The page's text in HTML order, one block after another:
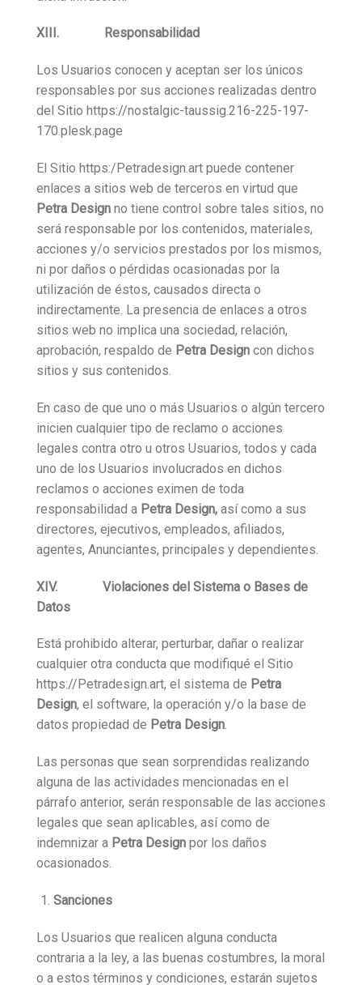
XIII. Responsabilidad
Los Usuarios conocen y aceptan ser los únicos
responsables por sus acciones realizadas dentro
del Sitio https://nostalgic-taussig.216-225-197-
170.plesk.page
El Sitio https:/Petradesign.art puede contener
enlaces a sitios web de terceros en virtud que
Petra Design no tiene control sobre tales sitios, no
será responsable por los contenidos, materiales,
acciones y/o servicios prestados por los mismos,
ni por daños o pérdidas ocasionadas por la
utilización de éstos, causados directa o
indirectamente. La presencia de enlaces a otros
sitios web no implica una sociedad, relación,
aprobación, respaldo de Petra Design con dichos
sitios y sus contenidos.
En caso de que uno o más Usuarios o algún tercero
inicien cualquier tipo de reclamo o acciones
legales contra otro u otros Usuarios, todos y cada
uno de los Usuarios involucrados en dichos
reclamos o acciones eximen de toda
responsabilidad a Petra Design, así como a sus
directores, ejecutivos, empleados, afiliados,
agentes, Anunciantes, principales y dependientes.
XIV. Violaciones del Sistema o Bases de
Datos
Está prohibido alterar, perturbar, dañar o realizar
cualquier otra conducta que modifiqué el Sitio
https://Petradesign.art, el sistema de Petra
Design, el software, la operación y/o la base de
datos propiedad de Petra Design.
Las personas que sean sorprendidas realizando
alguna de las actividades mencionadas en el
párrafo anterior, serán responsable de las acciones
legales que sean aplicables, así como de
indemnizar a Petra Design por los daños
ocasionados.
Sanciones
Los Usuarios que realicen alguna conducta
contraria a la ley, a las buenas costumbres, la moral
o a estos términos y condiciones, estarán sujetos